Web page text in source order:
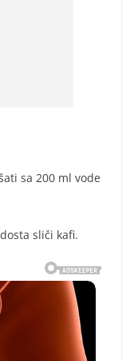
sa 200 ml vode
sliči kafi.